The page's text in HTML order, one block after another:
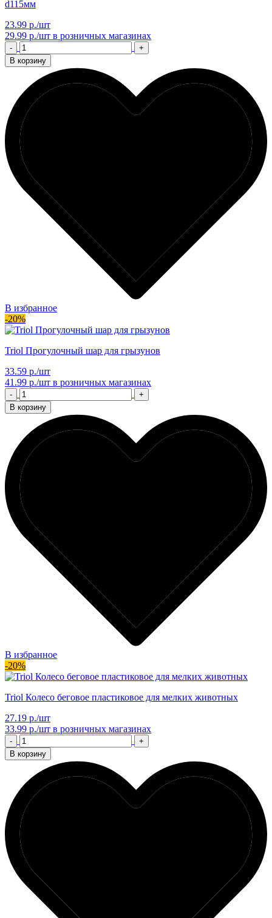
d115мм
23.99 р./шт
29.99 р./шт в розничных магазинах
-
+
В корзину
В избранное
-20%
Triol Прогулочный шар для грызунов
33.59 р./шт
41.99 р./шт в розничных магазинах
-
+
В корзину
В избранное
-20%
Triol Колесо беговое пластиковое для мелких животных
27.19 р./шт
33.99 р./шт в розничных магазинах
-
+
В корзину